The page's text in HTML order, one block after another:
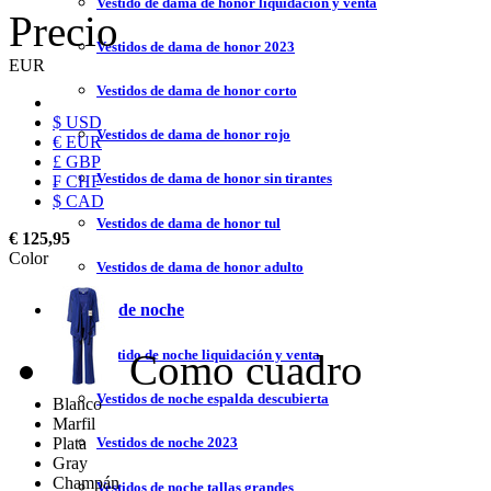
Vestidos de dama de honor 2023
Vestidos de dama de honor corto
Vestidos de dama de honor rojo
Vestidos de dama de honor sin tirantes
Vestidos de dama de honor tul
Vestidos de dama de honor adulto
Vestidos de noche
Vestido de noche liquidación y venta
Vestidos de noche espalda descubierta
Vestidos de noche 2023
Vestidos de noche tallas grandes
Precio
EUR
$ USD
€ EUR
£ GBP
₣ CHF
$ CAD
€ 125,95
Color
Como cuadro
Blanco
Marfil
Plata
Gray
Champán